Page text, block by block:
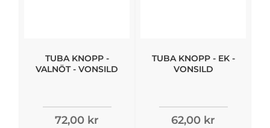
TUBA KNOPP -
VALNÖT - VONSILD
72,00 kr
TUBA KNOPP - EK -
VONSILD
62,00 kr